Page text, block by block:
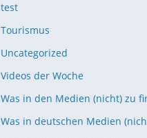
test
Tourismus
Uncategorized
Videos der Woche
Was in den Medien (nicht) zu
Was in deutschen Medien